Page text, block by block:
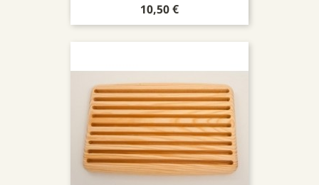
Precio
10,50 €